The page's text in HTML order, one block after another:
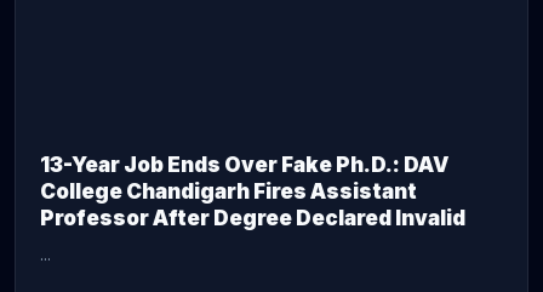
13-Year Job Ends Over Fake Ph.D.: DAV
College Chandigarh Fires Assistant
Professor After Degree Declared Invalid
...